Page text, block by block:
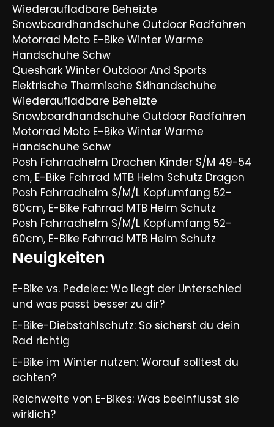
Wiederaufladbare Beheizte
Snowboardhandschuhe Outdoor Radfahren
Motorrad Moto E-Bike Winter Warme
Handschuhe Schw
Queshark Winter Outdoor And Sports
Elektrische Thermische Skihandschuhe
Wiederaufladbare Beheizte
Snowboardhandschuhe Outdoor Radfahren
Motorrad Moto E-Bike Winter Warme
Handschuhe Schw
Posh Fahrradhelm Drachen Kinder S/M 49-54
cm, E-Bike Fahrrad MTB Helm Schutz Dragon
Posh Fahrradhelm S/M/L Kopfumfang 52-
60cm, E-Bike Fahrrad MTB Helm Schutz
Posh Fahrradhelm S/M/L Kopfumfang 52-
60cm, E-Bike Fahrrad MTB Helm Schutz
Neuigkeiten
E-Bike vs. Pedelec: Wo liegt der Unterschied
und was passt besser zu dir?
E-Bike-Diebstahlschutz: So sicherst du dein
Rad richtig
E-Bike im Winter nutzen: Worauf solltest du
achten?
Reichweite von E-Bikes: Was beeinflusst sie
wirklich?